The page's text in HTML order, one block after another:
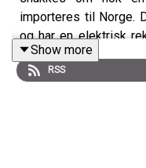
importeres til Norge.
og har en elektrisk
tillegg snakker David
om du skal kjøre på
Show more
RSS